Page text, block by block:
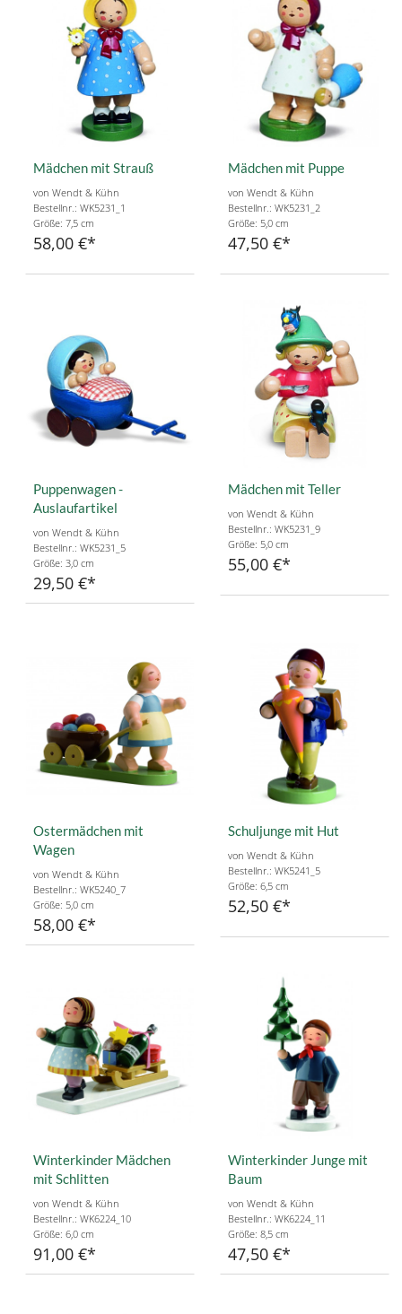
Mädchen mit Strauß
von Wendt & Kühn
Bestellnr.: WK5231_1
Größe: 7,5 cm
58,00 €
Mädchen mit Puppe
von Wendt & Kühn
Bestellnr.: WK5231_2
Größe: 5,0 cm
47,50 €
Puppenwagen -
Auslaufartikel
von Wendt & Kühn
Bestellnr.: WK5231_5
Größe: 3,0 cm
29,50 €
Mädchen mit Teller
von Wendt & Kühn
Bestellnr.: WK5231_9
Größe: 5,0 cm
55,00 €
Ostermädchen mit
Wagen
von Wendt & Kühn
Bestellnr.: WK5240_7
Größe: 5,0 cm
58,00 €
Schuljunge mit Hut
von Wendt & Kühn
Bestellnr.: WK5241_5
Größe: 6,5 cm
52,50 €
Winterkinder Mädchen
mit Schlitten
von Wendt & Kühn
Bestellnr.: WK6224_10
Größe: 6,0 cm
91,00 €
Winterkinder Junge mit
Baum
von Wendt & Kühn
Bestellnr.: WK6224_11
Größe: 8,5 cm
47,50 €